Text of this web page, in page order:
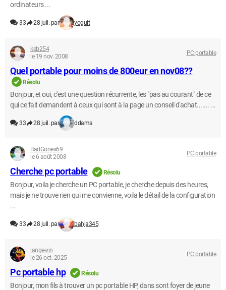
ordinateurs ...
33 28 juil. par yoguit
keb254
le 19 nov. 2008
PC portable
Quel portable pour moins de 800eur en nov08??
Résolu
Bonjour, et oui, c'est une question récurrente, les "pas au courant" de ce
qui ce fait demandent à ceux qui sont à la page un conseil d'achat....... ...
33 28 juil. par ddams
BadGones69
le 6 août 2008
PC portable
Cherche pc portable Résolu
Bonjour, voila je cherche un PC portable, je cherche depuis des heures,
mais je ne trouve rien qui me convienne, voila le détail de la configuration
...
33 28 juil. par bahja345
lange-vin
le 26 oct. 2025
PC portable
Pc portable hp Résolu
Bonjour, mon fils à trouver un pc portable HP, dans sont foyer de jeune